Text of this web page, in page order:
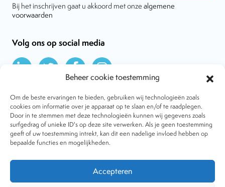
Beheer cookie toestemming
Om de beste ervaringen te bieden, gebruiken wij technologieën zoals
cookies om informatie over je apparaat op te slaan en/of te raadplegen.
Door in te stemmen met deze technologieën kunnen wij gegevens zoals
surfgedrag of unieke ID's op deze site verwerken. Als je geen toestemming
geeft of uw toestemming intrekt, kan dit een nadelige invloed hebben op
bepaalde functies en mogelijkheden.
Accepteren
Bij het inschrijven gaat u akkoord met onze algemene
voorwaarden
Volg ons op social media
Over VtdK
Contact
Nieuws
Behandelwijzen
Dossiers
Tijdschrift